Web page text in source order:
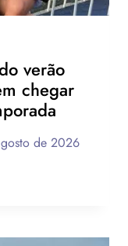
verão
chegar
de 2026